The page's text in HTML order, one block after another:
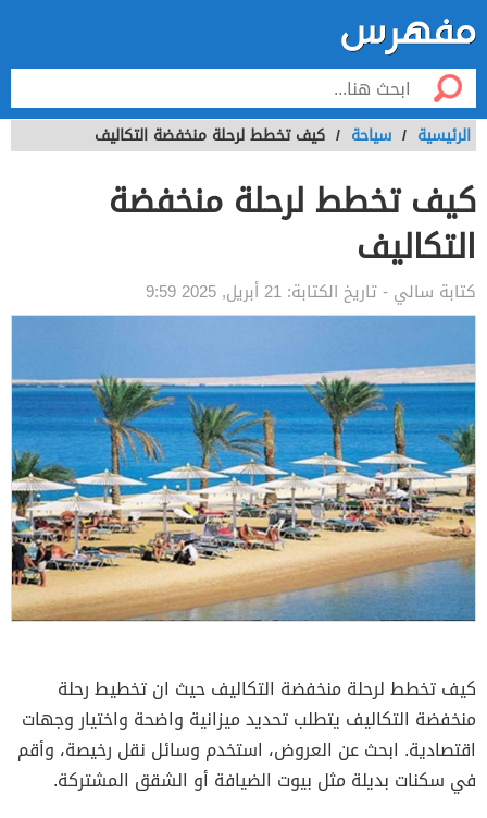
الرئيسية / سياحة / كيف تخطط لرحلة منخفضة التكاليف
كيف تخطط لرحلة منخفضة
التكاليف
كتابة سالي - تاريخ الكتابة: 21 أبريل, 2025 9:59
كيف تخطط لرحلة منخفضة التكاليف حيث ان تخطيط رحلة
منخفضة التكاليف يتطلب تحديد ميزانية واضحة واختيار وجهات
اقتصادية. ابحث عن العروض، استخدم وسائل نقل رخيصة، وأقم
في سكنات بديلة مثل بيوت الضيافة أو الشقق المشتركة.